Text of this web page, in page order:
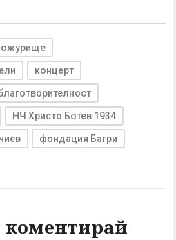
концерт
НЧ Христо Ботев 1934
фондация Багри
коментирай